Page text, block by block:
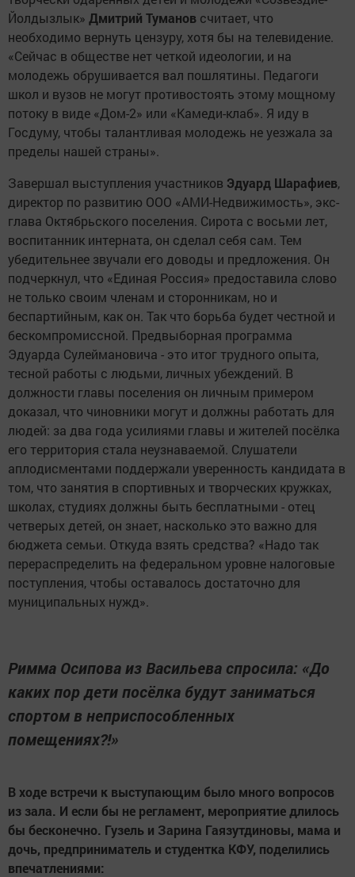
Йолдызлык» Дмит­рий Туманов считает, что
необходимо вернуть цензуру, хотя бы на телевидение.
«Сейчас в обществе нет четкой идеологии, и на
молодежь обрушивается вал пошлятины. Педагоги
школ и вузов не могут противостоять этому мощному
потоку в виде «Дом-2» или «Камеди-клаб». Я иду в
Госдуму, чтобы талантливая молодежь не уезжала за
пределы нашей страны».
Завершал выступления участников Эдуард Шарафиев,
директор по развитию ООО «АМИ-Недвижимость», экс-
глава Октябрьского поселения. Сирота с восьми лет,
воспитанник интерната, он сделал себя сам. Тем
убедительнее звучали его доводы и предложения. Он
подчеркнул, что «Единая Россия» предоставила слово
не только своим членам и сторонникам, но и
беспартийным, как он. Так что борьба будет честной и
бескомпромиссной. Предвыборная программа
Эдуарда Сулеймановича - это итог трудного опыта,
тесной работы с людьми, личных убеждений. В
должности главы поселения он личным примером
доказал, что чиновники могут и должны работать для
людей: за два года усилиями главы и жителей посёлка
его территория стала неузнаваемой. Слушатели
аплодисментами поддержали уверенность кандидата в
том, что занятия в спортивных и творческих кружках,
школах, студиях должны быть бесплатными - отец
четверых детей, он знает, насколько это важно для
бюджета семьи. Откуда взять средства? «Надо так
перераспределить на федеральном уровне налоговые
поступления, чтобы оставалось достаточно для
муниципальных нужд».
Римма Осипова из Васильева спросила: «До
каких пор дети посёлка будут заниматься
спортом в неприспособленных
помещениях?!»
В ходе встречи к выступающим было много вопросов
из зала. И если бы не регламент, мероприятие длилось
бы бесконечно. Гузель и Зарина Гаязутдиновы, мама и
дочь, предприниматель и студентка КФУ, поделились
впечатлениями: